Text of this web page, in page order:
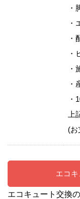
・
・
・
・
・
・
・
(お
エコ
エコキュート交換